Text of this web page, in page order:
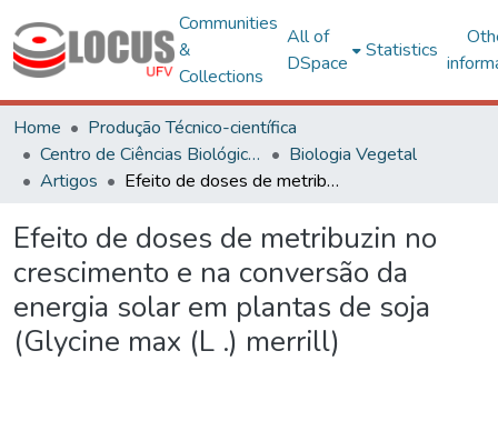
Communities
&
Collections
All of
DSpace
Statistics
Home
Produção Técnico-científica
Centro de Ciências Biológicas e da Saúde
Biologia Vegetal
Artigos
Efeito de doses de metribuzin no crescimento e na conversão da energia solar em plantas de soja (Glycine max (L .) merrill)
Efeito de doses de metribuzin no
crescimento e na conversão da
energia solar em plantas de soja
(Glycine max (L .) merrill)